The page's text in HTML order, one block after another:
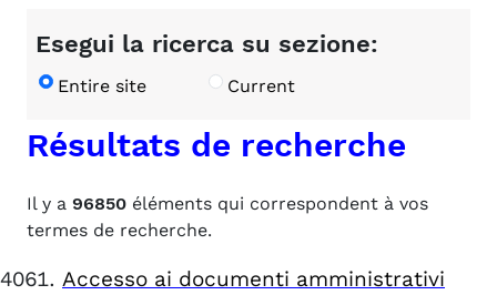
Esegui la ricerca su sezione:
Entire site Current
Résultats de recherche
Il y a 96850 éléments qui correspondent à vos
termes de recherche.
Accesso ai documenti amministrativi